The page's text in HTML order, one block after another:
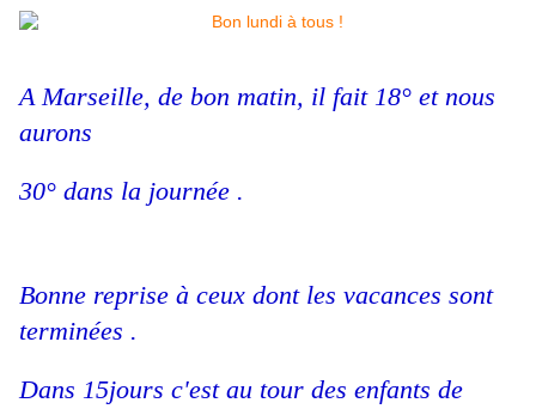
A Marseille, de bon matin, il fait 18° et nous
aurons
30° dans la journée .
Bonne reprise à ceux dont les vacances sont
terminées .
Dans 15jours c'est au tour des enfants de